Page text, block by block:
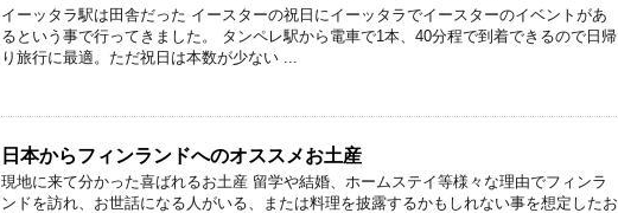
イーッタラ駅は田舎だった イースターの祝日にイーッタラでイースターのイベントがあ
るという事で行ってきました。 タンペレ駅から電車で1本、40分程で到着できるので日帰
り旅行に最適。ただ祝日は本数が少ない ...
日本からフィンランドへのオススメお土産
現地に来て分かった喜ばれるお土産 留学や結婚、ホームステイ等様々な理由でフィンラ
ンドを訪れ、お世話になる人がいる、または料理を披露するかもしれない事を想定したお